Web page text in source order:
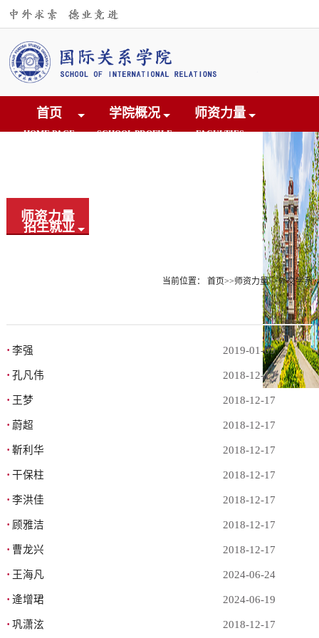
首页
HOME PAGE
学院概况
SCHOOL PROFILE
师资力量
FACULTIES
招生就业
师资力量
当前位置：首页>>师资力量>>外交学系
· 李强 2019-01-09
· 孔凡伟 2018-12-17
· 王梦 2018-12-17
· 蔚超 2018-12-17
· 靳利华 2018-12-17
· 干保柱 2018-12-17
· 李洪佳 2018-12-17
· 顾雅洁 2018-12-17
· 曹龙兴 2018-12-17
· 王海凡 2024-06-24
· 逄增珺 2024-06-19
· 巩潇泫 2018-12-17